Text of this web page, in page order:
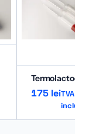
175 leiTVA
inclus